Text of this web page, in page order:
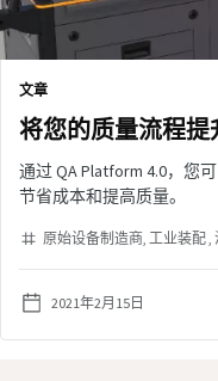
文章
将您的质量流程提
通过 QA Platform 4.0，您
节省成本和提高质量。
原始设备制造商 工业装配
2021年2月15日